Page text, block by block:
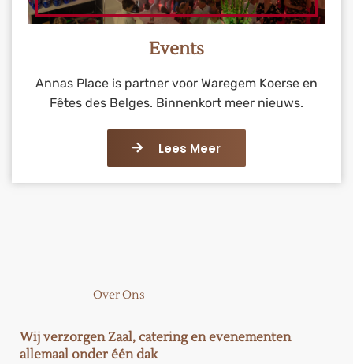
Events
Annas Place is partner voor Waregem Koerse en
Fêtes des Belges. Binnenkort meer nieuws.
Lees Meer
Over Ons
Wij verzorgen Zaal, catering en evenementen
allemaal onder één dak